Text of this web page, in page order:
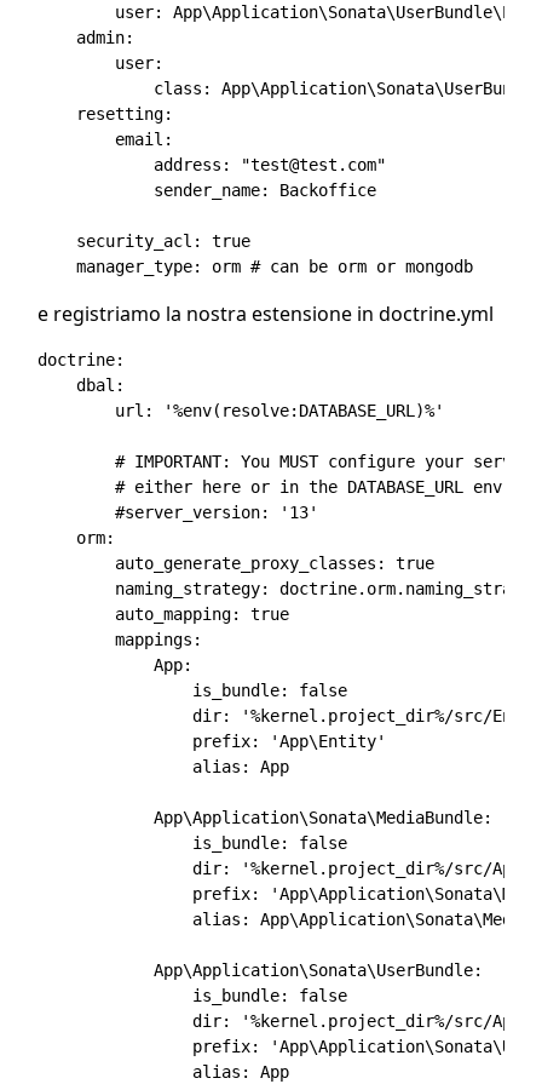
user:
    admin:
        user:
class:
    resetting:
        email:
            address: "test@test.com"
            sender_name: Backoffice
    security_acl: true
e registriamo la nostra estensione in doctrine.yml
doctrine:
    dbal:
        url: '%env(resolve:DATABASE_URL)%'
# IMPORTANT: You MUST configure your server
# either here or in the DATABASE_URL env
        #server_version: '13'
    orm:
        auto_generate_proxy_classes: true
naming_strategy:
        auto_mapping: true
        mappings:
            App:
                is_bundle: false
dir: '%kernel.project_dir%/src/
                prefix: 'App\Entity'
                alias: App
            App\Application\Sonata\MediaBundle:
                is_bundle: false
dir: '%kernel.project_dir%/src/
prefix:
alias:
            App\Application\Sonata\UserBundle:
                is_bundle: false
dir: '%kernel.project_dir%/src/
prefix:
                alias: App